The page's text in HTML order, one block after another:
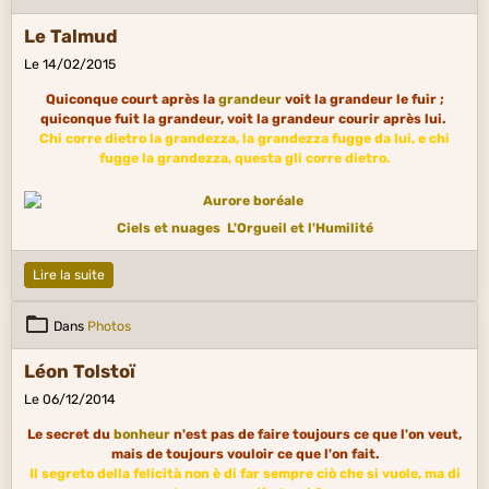
Le Talmud
Le 14/02/2015
Quiconque court après la grandeurvoit la grandeur le fuir ;
quiconque fuit la grandeur, voit la grandeur courir après lui.
Chi corre dietro la grandezza, la grandezza fugge da lui, e chi
fugge la grandezza, questa gli corre dietro.
Ciels et nuages L'Orgueil et l'Humilité
Lire la suite
Dans Photos
Léon Tolstoï
Le 06/12/2014
Le secret du bonheur n'est pas de faire toujours ce que l'on veut,
mais de toujours vouloir ce que l'on fait.
Il segreto della felicità non è di far sempre ciò che si vuole, ma di